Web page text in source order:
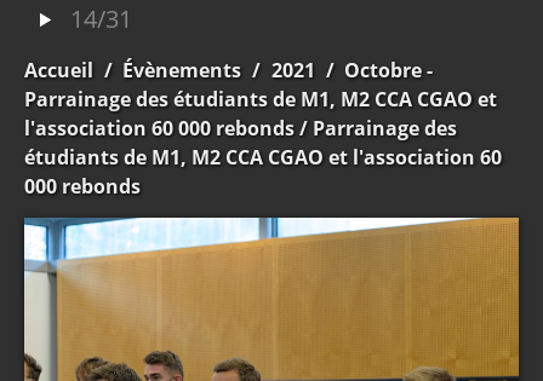
14/31
Accueil / Évènements / 2021 / Octobre -
Parrainage des étudiants de M1, M2 CCA CGAO et
l'association 60 000 rebonds/ Parrainage des
étudiants de M1, M2 CCA CGAO et l'association 60
000 rebonds